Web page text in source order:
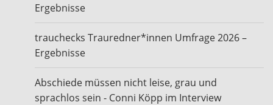
Ergebnisse
trauchecks Trauredner*innen Umfrage 2026 –
Ergebnisse
Abschiede müssen nicht leise, grau und
sprachlos sein - Conni Köpp im Interview